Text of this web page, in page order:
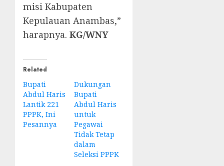
misi Kabupaten
Kepulauan Anambas,”
harapnya. KG/WNY
Related
Bupati
Abdul Haris
Lantik 221
PPPK, Ini
Pesannya
Dukungan
Bupati
Abdul Haris
untuk
Pegawai
Tidak Tetap
dalam
Seleksi PPPK